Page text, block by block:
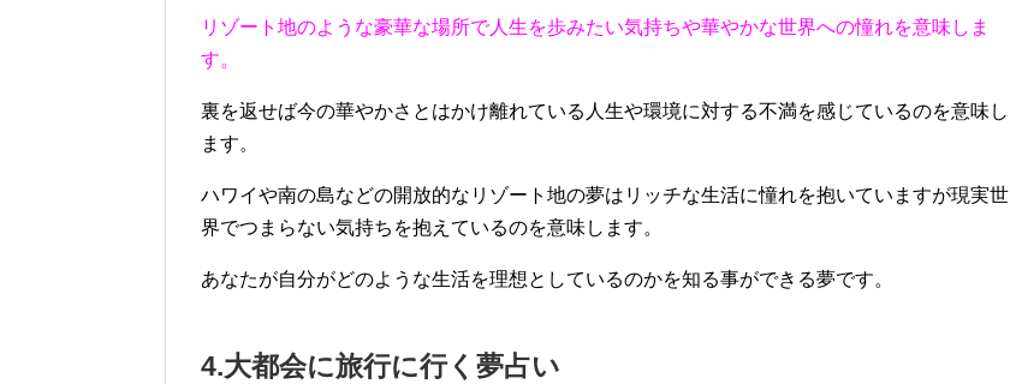
リゾート地のような豪華な場所で人生を歩みたい気持ちや華やかな世界への憧れを意味しま
す。
裏を返せば今の華やかさとはかけ離れている人生や環境に対する不満を感じているのを意味し
ます。
ハワイや南の島などの開放的なリゾート地の夢はリッチな生活に憧れを抱いていますが現実世
界でつまらない気持ちを抱えているのを意味します。
あなたが自分がどのような生活を理想としているのかを知る事ができる夢です。
4.大都会に旅行に行く夢占い